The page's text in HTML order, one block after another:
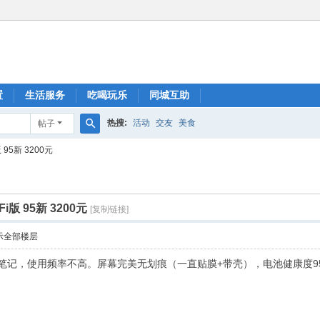
生活服务 吃喝玩乐 同城互助
帖子 热搜: 活动 交友 美食
95新 3200元
版 95新 3200元 [复制链接]
全部楼层
记，使用频率不高。屏幕完美无划痕（一直贴膜+带壳），电池健康